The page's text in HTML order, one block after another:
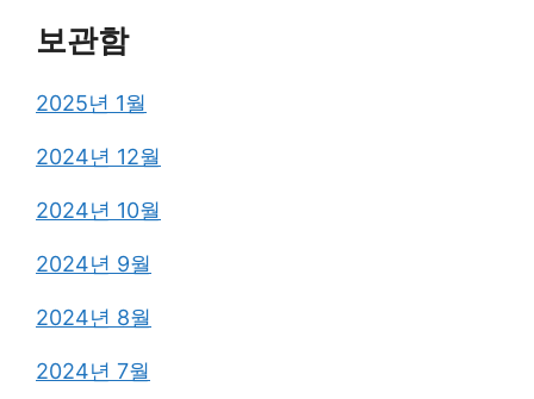
보관함
2025년 1월
2024년 12월
2024년 10월
2024년 9월
2024년 8월
2024년 7월